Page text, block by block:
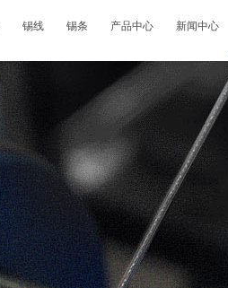
锡线 锡条 产品中心 新闻中心